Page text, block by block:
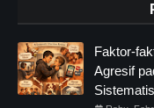
Faktor-
Agresif
Sistematis